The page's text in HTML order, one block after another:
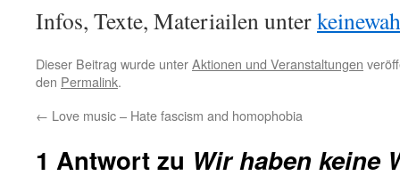
Infos, Texte, Materiailen unter
Dieser Beitrag wurde unterAktionen und Veranstaltungen
den Permalink.
← Love music – Hate fascism and homophobia
1 Antwort zu Wir haben keine